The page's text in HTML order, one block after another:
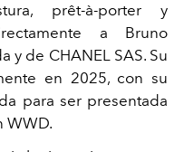
prêt-à-porter y
a Bruno
y de CHANEL SAS. Su
en 2025, con su
para ser presentada
WWD.